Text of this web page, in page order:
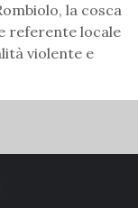
la cosca
referente locale
violente e